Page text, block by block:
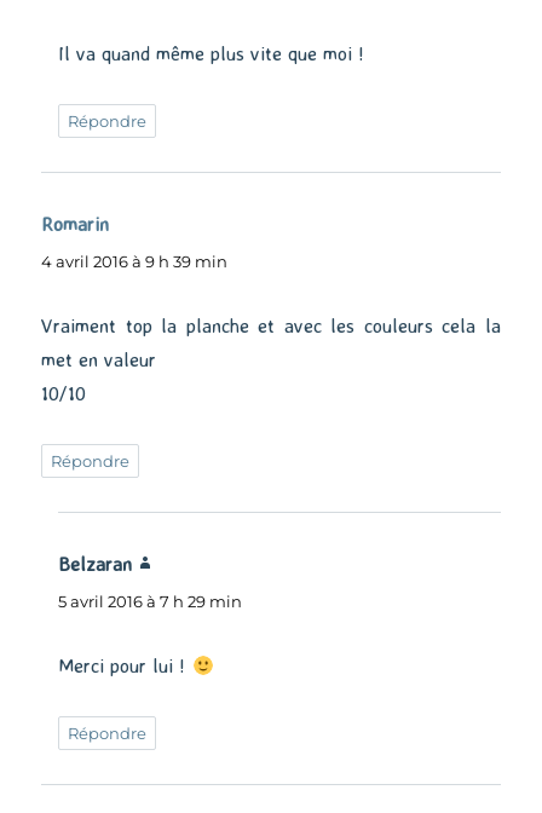
Il va quand même plus vite que moi !
Répondre
Romarin
4 avril 2016 à 9 h 39 min
Vraiment top la planche et avec les couleurs cela la
met en valeur
10/10
Répondre
Belzaran
5 avril 2016 à 7 h 29 min
Merci pour lui !
Répondre